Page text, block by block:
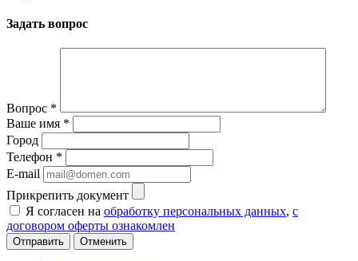
Задать вопрос
Вопрос *
Ваше имя *
Город
Телефон *
E-mail
Прикрепить документ
Я согласен на обработку персональных данных, с
договором оферты ознакомлен
Отменить